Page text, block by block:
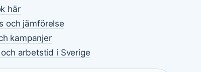
här
och jämförelse
kampanjer
arbetstid i Sverige